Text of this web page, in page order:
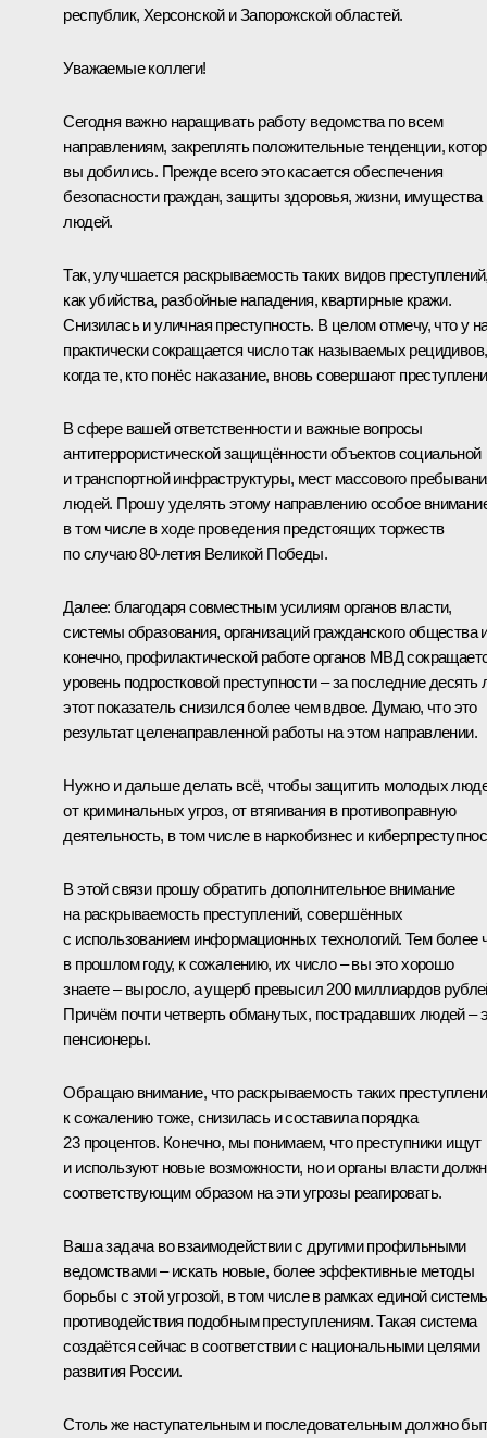
республик, Херсонской и Запорожской областей.
Уважаемые коллеги!
Сегодня важно наращивать работу ведомства по всем
направлениям, закреплять положительные тенденции,
вы добились. Прежде всего это касается обеспечения
безопасности граждан, защиты здоровья, жизни, имущества
людей.
Так, улучшается раскрываемость таких видов
как убийства, разбойные нападения, квартирные кражи.
Снизилась и уличная преступность. В целом отмечу, что у
практически сокращается число так называемых рецидивов,
когда те, кто понёс наказание, вновь совершают
В сфере вашей ответственности и важные вопросы
антитеррористической защищённости объектов социальной
и транспортной инфраструктуры, мест массового
людей. Прошу уделять этому направлению особое
в том числе в ходе проведения предстоящих торжеств
по случаю 80-летия Великой Победы.
Далее: благодаря совместным усилиям органов власти,
системы образования, организаций гражданского общества
конечно, профилактической работе органов МВД
уровень подростковой преступности – за последние десять
этот показатель снизился более чем вдвое. Думаю, что это
результат целенаправленной работы на этом направлении.
Нужно и дальше делать всё, чтобы защитить молодых
от криминальных угроз, от втягивания в противоправную
деятельность, в том числе в наркобизнес и
В этой связи прошу обратить дополнительное внимание
на раскрываемость преступлений, совершённых
с использованием информационных технологий. Тем более
в прошлом году, к сожалению, их число – вы это хорошо
знаете – выросло, а ущерб превысил 200 миллиардов
Причём почти четверть обманутых, пострадавших людей –
пенсионеры.
Обращаю внимание, что раскрываемость таких
к сожалению тоже, снизилась и составила порядка
23 процентов. Конечно, мы понимаем, что преступники ищут
и используют новые возможности, но и органы власти
соответствующим образом на эти угрозы реагировать.
Ваша задача во взаимодействии с другими профильными
ведомствами – искать новые, более эффективные методы
борьбы с этой угрозой, в том числе в рамках единой
противодействия подобным преступлениям. Такая система
создаётся сейчас в соответствии с национальными целями
развития России.
Столь же наступательным и последовательным должно